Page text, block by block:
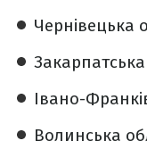
Чернівецька
Івано-
Волинська